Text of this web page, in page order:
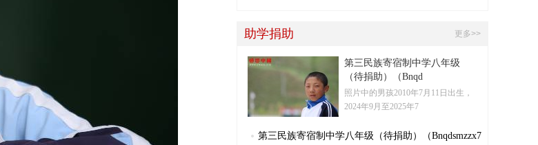
更多>>
助学捐助
第三民族寄宿制中学八年级
（待捐助）（Bnqd
照片中的男孩2010年7月11日出生，
2024年9月至2025年7
第三民族寄宿制中学八年级（待捐助）（Bnqdsmzzx7